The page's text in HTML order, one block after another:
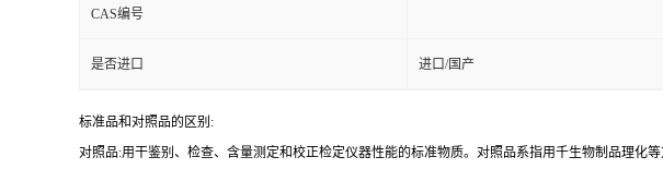
CAS编号
是否进口 进口/国产
标准品和对照品的区别:
对照品:用干鉴别、检查、含量测定和校正检定仪器性能的标准物质。对照品系指用千生物制品理化